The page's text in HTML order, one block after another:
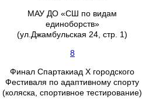
МАУ ДО «СШ по видам
единоборств»
(ул.Джамбульская 24, стр. 1)
8
Финал Спартакиад Х городского
Фестиваля по адаптивному спорту
(коляска, спортивное тестирование)